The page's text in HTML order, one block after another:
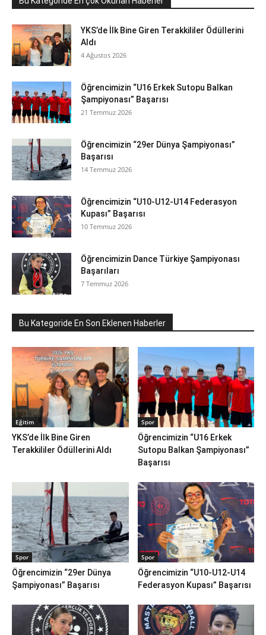
YKS’de İlk Bine Giren Terakkililer Ödüllerini
Aldı
4 Ağustos 2026
Öğrencimizin “U16 Erkek Sutopu Balkan
Şampiyonası” Başarısı
21 Temmuz 2026
Öğrencimizin “29er Dünya Şampiyonası”
Başarısı
14 Temmuz 2026
Öğrencimizin “U10-U12-U14 Federasyon
Kupası” Başarısı
10 Temmuz 2026
Öğrencimizin Dance Türkiye Şampiyonası
Başarıları
7 Temmuz 2026
Bu Kategoride En Son Eklenen Haberler
Eğitim
YKS’de İlk Bine Giren
Terakkililer Ödüllerini Aldı
Spor
Öğrencimizin “U16 Erkek
Sutopu Balkan Şampiyonası”
Başarısı
Spor
Öğrencimizin “29er Dünya
Şampiyonası” Başarısı
Spor
Öğrencimizin “U10-U12-U14
Federasyon Kupası” Başarısı